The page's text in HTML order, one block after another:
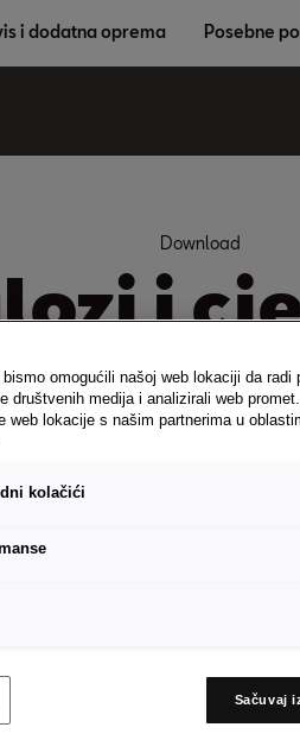
i dodatna oprema Posebne
Download
i
Odabir
omogućili našoj web lokaciji da radi
društvenih medija i analizirali web
web lokacije s našim partnerima u
kolačići
Sačuvaj